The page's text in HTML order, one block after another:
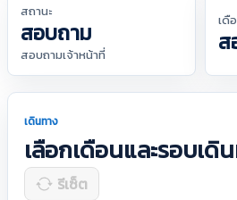
สถานะ
สอบถาม
สอบถามเจ้าหน้าที่
เดื
ส
เดินทาง
เลือกเดือนและรอบเดิ
รีเซ็ต